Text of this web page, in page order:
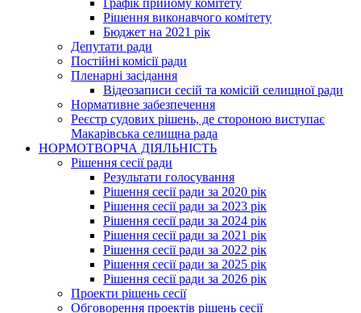
Графік прийому комітету
Рішення виконавчого комітету
Бюджет на 2021 рік
Депутати ради
Постійні комісії ради
Пленарні засідання
Відеозаписи сесій та комісій селищної ради
Нормативне забезпечення
Реєстр судових рішень, де стороною виступає
Макарівська селищна рада
НОРМОТВОРЧА ДІЯЛЬНІСТЬ
Рішення сесії ради
Результати голосування
Рішення сесії ради за 2020 рік
Рішення сесії ради за 2023 рік
Рішення сесії ради за 2024 рік
Рішення сесії ради за 2021 рік
Рішення сесії ради за 2022 рік
Рішення сесії ради за 2025 рік
Рішення сесії ради за 2026 рік
Проекти рішень сесії
Обговорення проектів рішень сесії